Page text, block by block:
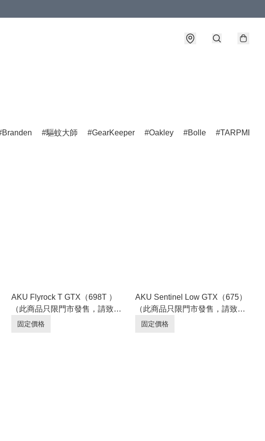
Branden 驅蚊大師 GearKeeper Oakley Bolle TARPMENT
AKU Flyrock T GTX（698T ）
（此商品只限門市發售，請致電
查詢庫存。）
固定價格
AKU Sentinel Low GTX（675）
（此商品只限門市發售，請致電
查詢庫存。 ）
固定價格